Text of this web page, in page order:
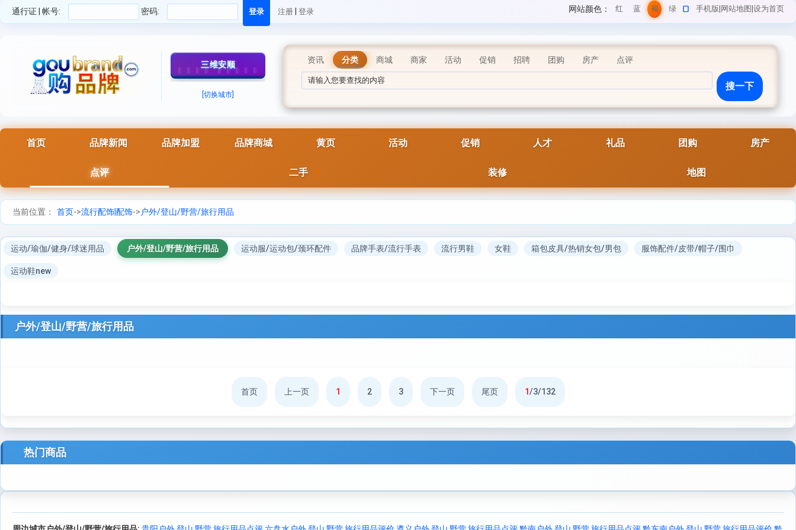
通行证 | 帐号: 密码: 注册 登录 手机版 网站地图 设为首页
红
色
蓝
色
褐
色
绿
色
网站颜色：
三维安顺
[切换城市]
资讯 分类 商城 商家 活动 促销 招聘 团购 房产 点评
首页 品牌新闻 品牌加盟 品牌商城 黄页 活动 促销 人才 礼品 团购 房产
点评 二手 装修 地图
当前位置： 首页->流行配饰|配饰-> 户外/登山/野营/旅行用品
运动/瑜伽/健身/球迷用品 户外/登山/野营/旅行用品 运动服/运动包/颈环配件 品牌手表/流行手表 流行男鞋 女鞋 箱包皮具/热销女包/男包 服饰配件/皮带/帽子/围巾
运动鞋new
户外/登山/野营/旅行用品
首页 上一页 1 2 3 下一页 尾页 1/3/132
热门商品